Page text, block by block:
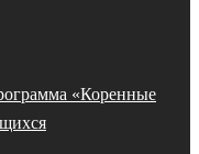
«Коренные